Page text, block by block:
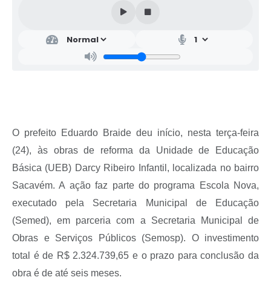
O prefeito Eduardo Braide deu início, nesta terça-feira
(24), às obras de reforma da Unidade de Educação
Básica (UEB) Darcy Ribeiro Infantil, localizada no bairro
Sacavém. A ação faz parte do programa Escola Nova,
executado pela Secretaria Municipal de Educação
(Semed), em parceria com a Secretaria Municipal de
Obras e Serviços Públicos (Semosp). O investimento
total é de R$ 2.324.739,65 e o prazo para conclusão da
obra é de até seis meses.